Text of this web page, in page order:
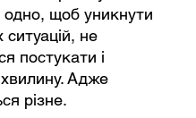
щоб уникнути
ситуацій, не
постукати і
Адже
різне.